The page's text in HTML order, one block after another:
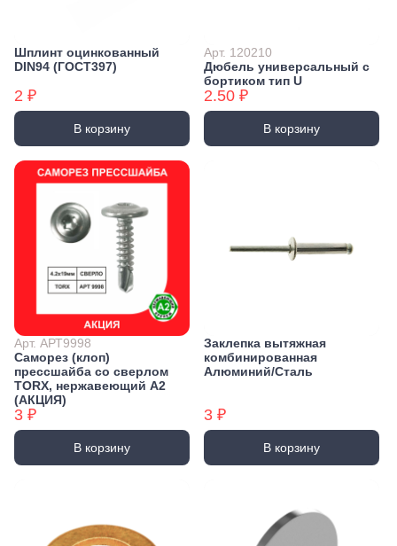
Шплинт оцинкованный
DIN94 (ГОСТ397)
2 ₽
В корзину
Арт. 120210
Дюбель универсальный с
бортиком тип U
2.50 ₽
В корзину
Арт. АРТ9998
Саморез (клоп)
прессшайба со сверлом
TORX, нержавеющий А2
(АКЦИЯ)
3 ₽
В корзину
Заклепка вытяжная
комбинированная
Алюминий/Сталь
3 ₽
В корзину